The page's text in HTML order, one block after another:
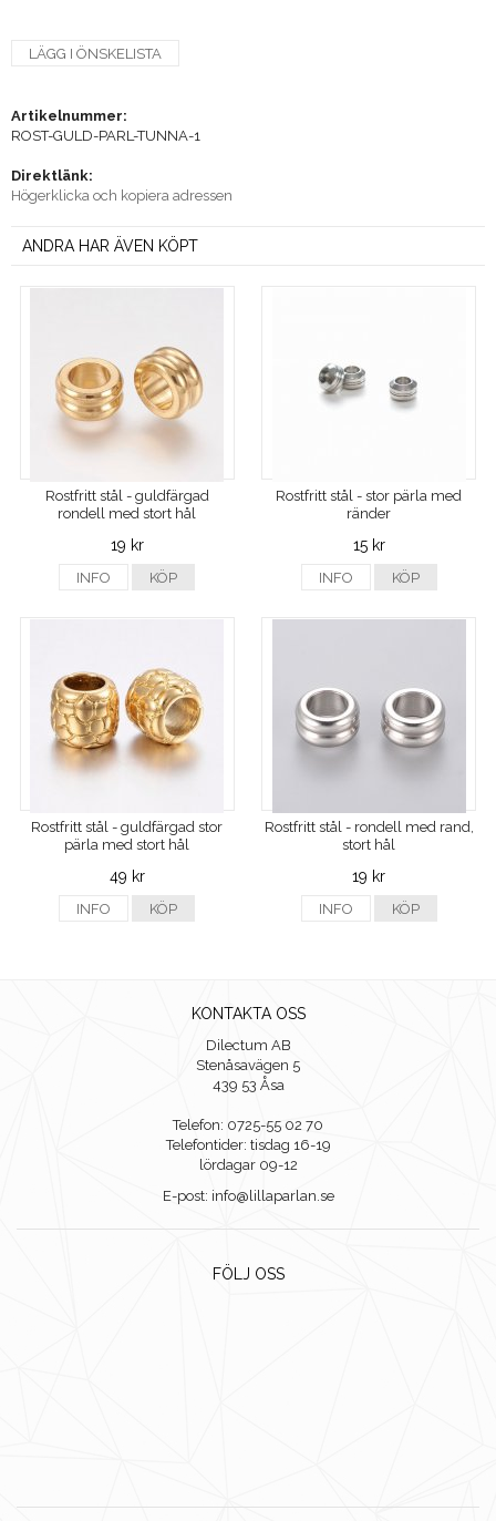
LÄGG I ÖNSKELISTA
Artikelnummer:
ROST-GULD-PARL-TUNNA-1
Direktlänk:
Högerklicka och kopiera adressen
ANDRA HAR ÄVEN KÖPT
Rostfritt stål - guldfärgad
rondell med stort hål
19 kr
INFO KÖP
Rostfritt stål - stor pärla med
ränder
15 kr
INFO KÖP
Rostfritt stål - guldfärgad stor
pärla med stort hål
49 kr
INFO KÖP
Rostfritt stål - rondell med rand,
stort hål
19 kr
INFO KÖP
KONTAKTA OSS
Dilectum AB
Stenåsavägen 5
439 53 Åsa
Telefon: 0725-55 02 70
Telefontider: tisdag 16-19
lördagar 09-12
E-post: info@lillaparlan.se
FÖLJ OSS